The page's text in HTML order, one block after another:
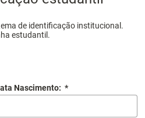
de identificação institucional.
estudantil.
Nascimento: *